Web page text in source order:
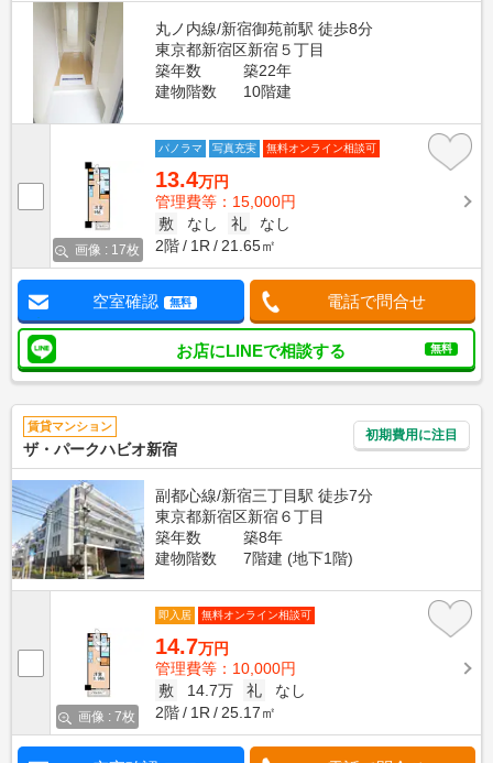
丸ノ内線/新宿御苑前駅 徒歩8分
東京都新宿区新宿５丁目
築年数
築22年
建物階数
10階建
画像 : 17枚
パノラマ 写真充実 無料オンライン相談可
13.4万円
管理費等：15,000円
敷
なし 礼
なし
2階
1R 21.65㎡
空室確認 無料 電話で問合せ
お店にLINEで相談する 無料
賃貸マンション
ザ・パークハビオ新宿
初期費用に注目
副都心線/新宿三丁目駅 徒歩7分
東京都新宿区新宿６丁目
築年数
築8年
建物階数
7階建 (地下1階)
画像 : 7枚
即入居 無料オンライン相談可
14.7万円
管理費等：10,000円
敷
14.7万 礼
なし
2階
1R 25.17㎡